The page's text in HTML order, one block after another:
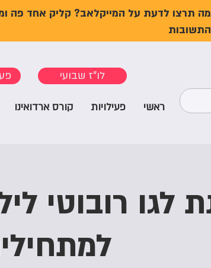
מה תרצו לדעת על המייקלאב? קליק אחד פה
התשובות
לו"ז שבועי
ראשי פעילויות קורס ארדואינו